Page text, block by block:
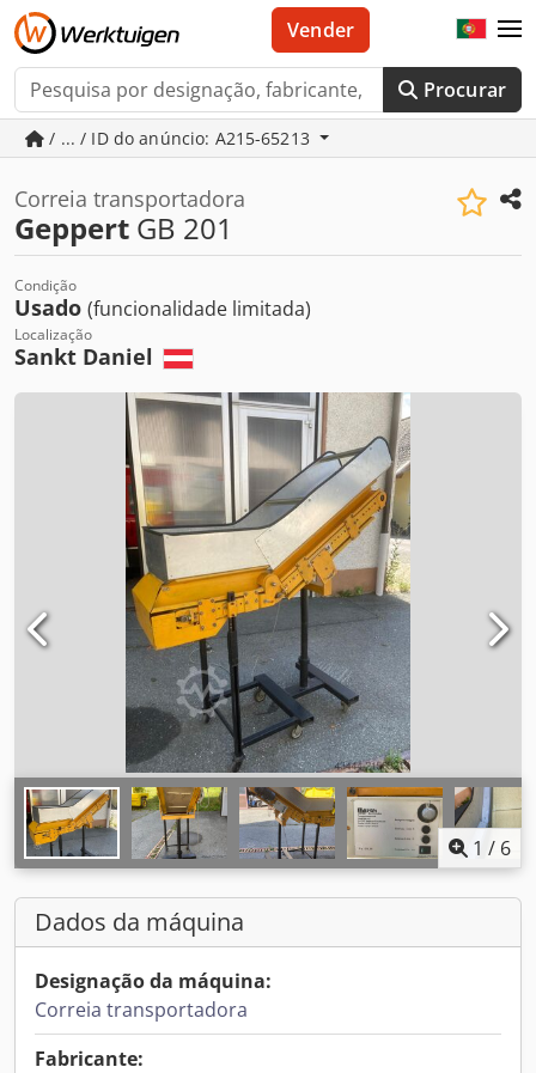
Procurar
Vender
/ ... / ID do anúncio: A215-65213
Correia transportadora
Geppert GB 201
Condição
Usado (funcionalidade limitada)
Localização
Sankt Daniel
1 / 6
Dados da máquina
Designação da máquina:
Correia transportadora
Fabricante: